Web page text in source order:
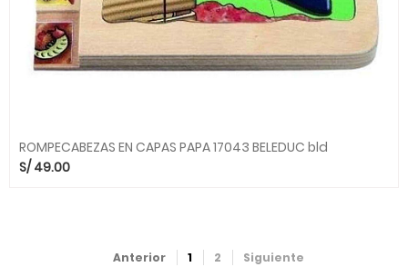
ROMPECABEZAS EN CAPAS PAPA 17043 BELEDUC bld
S/ 49.00
Anterior 1 2 Siguiente